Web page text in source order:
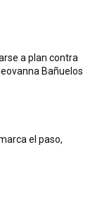
a plan contra
Bañuelos
el paso,